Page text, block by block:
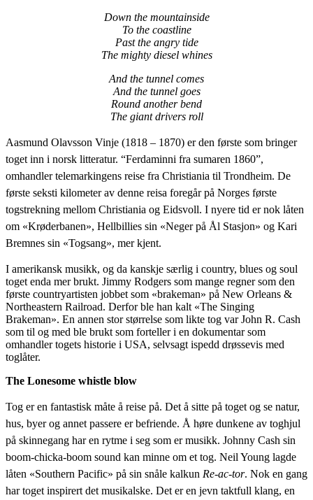
Down the mountainside
To the coastline
Past the angry tide
The mighty diesel whines
And the tunnel comes
And the tunnel goes
Round another bend
The giant drivers roll
Aasmund Olavsson Vinje (1818 – 1870) er den første som bringer
toget inn i norsk litteratur. “Ferdaminni fra sumaren 1860”,
omhandler telemarkingens reise fra Christiania til Trondheim. De
første seksti kilometer av denne reisa foregår på Norges første
togstrekning mellom Christiania og Eidsvoll. I nyere tid er nok låten
om «Krøderbanen», Hellbillies sin «Neger på Ål Stasjon» og Kari
Bremnes sin «Togsang», mer kjent.
I amerikansk musikk, og da kanskje særlig i country, blues og soul
toget enda mer brukt. Jimmy Rodgers som mange regner som den
første countryartisten jobbet som «brakeman» på New Orleans &
Northeastern Railroad. Derfor ble han kalt «The Singing
Brakeman». En annen stor størrelse som likte tog var John R. Cash
som til og med ble brukt som forteller i en dokumentar som
omhandler togets historie i USA, selvsagt ispedd drøssevis med
toglåter.
The Lonesome whistle blow
Tog er en fantastisk måte å reise på. Det å sitte på toget og se natur,
hus, byer og annet passere er befriende. Å høre dunkene av toghjul
på skinnegang har en rytme i seg som er musikk. Johnny Cash sin
boom-chicka-boom sound kan minne om et tog. Neil Young lagde
låten «Southern Pacific» på sin snåle kalkun Re-ac-tor. Nok en gang
har toget inspirert det musikalske. Det er en jevn taktfull klang, en